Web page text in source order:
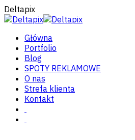
Deltapix
Główna
Portfolio
Blog
SPOTY REKLAMOWE
O nas
Strefa klienta
Kontakt